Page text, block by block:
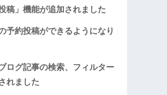
稿」機能が追加されました
予約投稿ができるようになり
ログ記事の検索、フィルター
れました